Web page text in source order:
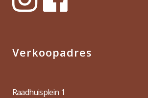
Verkoopadres
Raadhuisplein 1